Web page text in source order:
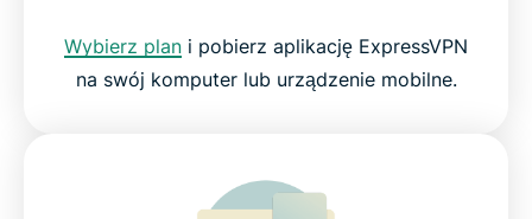
Wybierz plan i pobierz aplikację ExpressVPN
na swój komputer lub urządzenie mobilne.